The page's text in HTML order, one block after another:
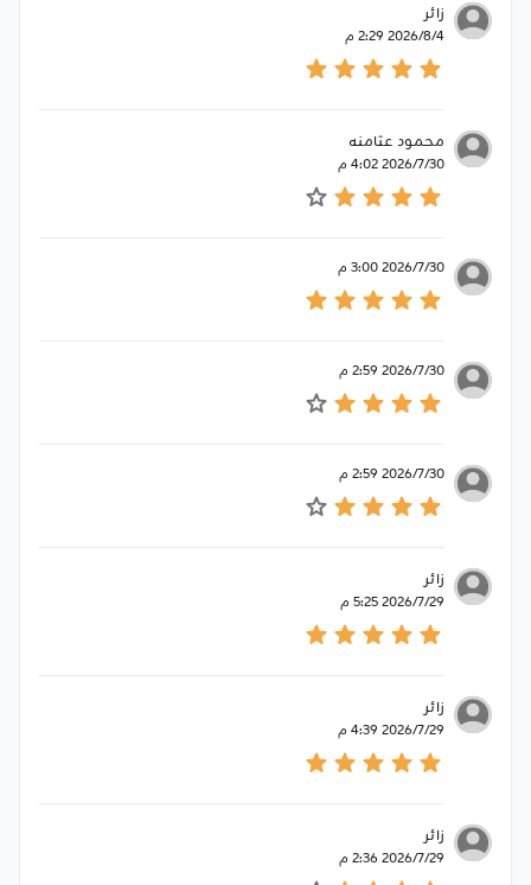
زائر
4‏‏/8‏‏/2026 2:29 م
محمود عثامنه
30‏‏/7‏‏/2026 4:02 م
30‏‏/7‏‏/2026 3:00 م
30‏‏/7‏‏/2026 2:59 م
30‏‏/7‏‏/2026 2:59 م
زائر
29‏‏/7‏‏/2026 5:25 م
زائر
29‏‏/7‏‏/2026 4:39 م
زائر
29‏‏/7‏‏/2026 2:36 م